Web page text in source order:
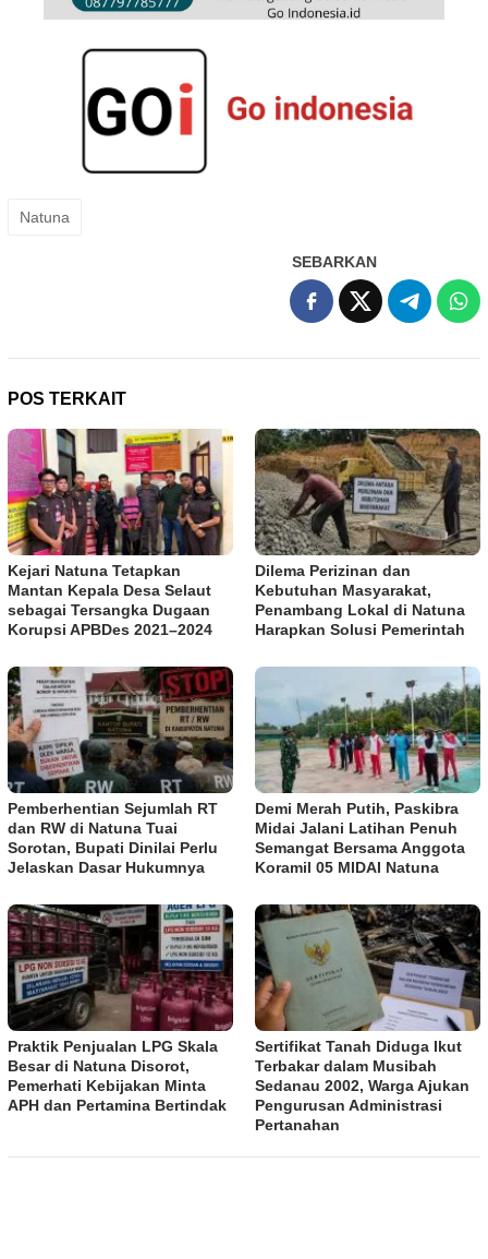
Natuna
SEBARKAN
POS TERKAIT
Kejari Natuna Tetapkan
Mantan Kepala Desa Selaut
sebagai Tersangka Dugaan
Korupsi APBDes 2021–2024
Dilema Perizinan dan
Kebutuhan Masyarakat,
Penambang Lokal di Natuna
Harapkan Solusi Pemerintah
Pemberhentian Sejumlah RT
dan RW di Natuna Tuai
Sorotan, Bupati Dinilai Perlu
Jelaskan Dasar Hukumnya
Demi Merah Putih, Paskibra
Midai Jalani Latihan Penuh
Semangat Bersama Anggota
Koramil 05 MIDAI Natuna
Praktik Penjualan LPG Skala
Besar di Natuna Disorot,
Pemerhati Kebijakan Minta
APH dan Pertamina Bertindak
Sertifikat Tanah Diduga Ikut
Terbakar dalam Musibah
Sedanau 2002, Warga Ajukan
Pengurusan Administrasi
Pertanahan